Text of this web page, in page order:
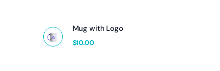
Mug with Logo
$10.00